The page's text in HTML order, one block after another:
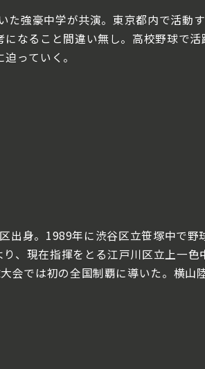
強豪中学が共演。東京都内で活動
なること間違い無し。高校野球で
っていく。
出身。1989年に渋谷区立笹塚中で
、現在指揮をとる江戸川区立上一
では初の全国制覇に導いた。横山